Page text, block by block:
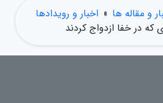
و مقاله ها » اخبار و رویدادها
در خفا ازدواج کردند